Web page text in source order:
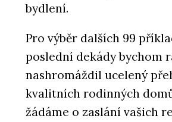
bydlení.
Pro výběr dalších 99
poslední dekády bychom
nashromáždil ucelený
kvalitních rodinných
žádáme o zaslání vašich